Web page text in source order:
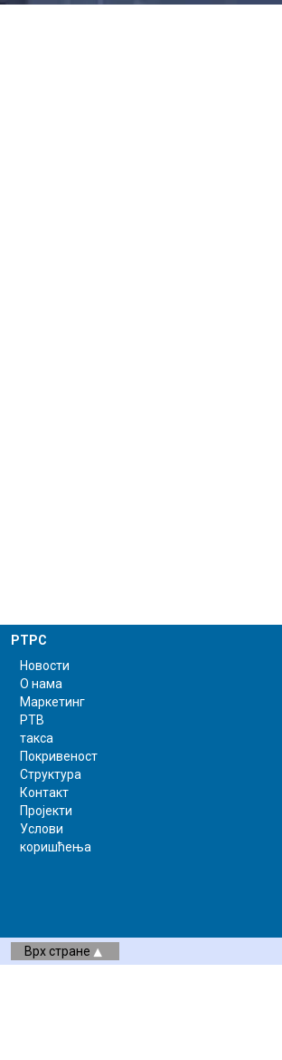
РТРС
Новости
О нама
Маркетинг
РТВ
такса
Покривеност
Структура
Контакт
Пројекти
Услови
коришћења
Врх стране